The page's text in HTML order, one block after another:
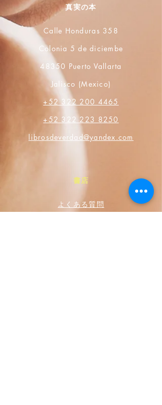
真実の本
Calle Honduras 358
Colonia 5 de diciembe
48350 Puerto Vallarta
Jalisco (Mexico)
+52 322 200 4465
+52 322 223 8250
librosdeverdad@yandex.com
書店
よくある質問